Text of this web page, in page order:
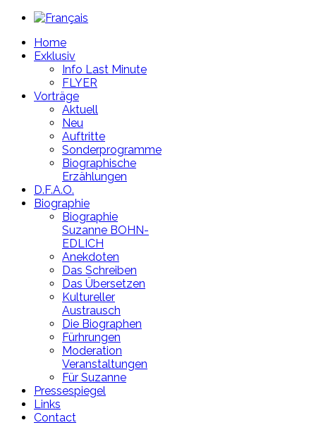
Home
Exklusiv
Info Last Minute
FLYER
Vorträge
Aktuell
Neu
Auftritte
Sonderprogramme
Biographische
Erzählungen
D.F.A.O.
Biographie
Biographie
Suzanne BOHN-
EDLICH
Anekdoten
Das Schreiben
Das Übersetzen
Kultureller
Austrausch
Die Biographen
Fürhrungen
Moderation
Veranstaltungen
Für Suzanne
Pressespiegel
Links
Contact
Year
Month
Year
Month